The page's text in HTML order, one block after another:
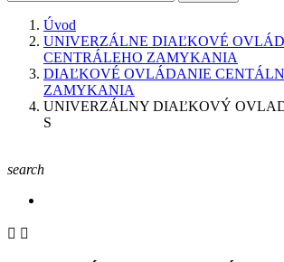
Úvod
UNIVERZÁLNE DIAĽKOVÉ
CENTRÁLEHO ZAMYKANIA
DIAĽKOVÉ OVLÁDANIE
ZAMYKANIA
UNIVERZÁLNY DIAĽKOVÝ
S
search
 